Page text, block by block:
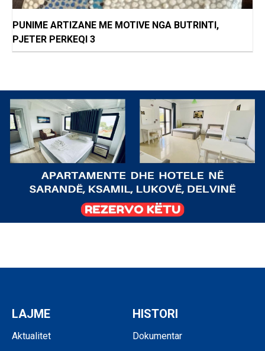
PUNIME ARTIZANE ME MOTIVE NGA BUTRINTI,
PJETER PERKEQI 3
LAJME
Aktualitet
HISTORI
Dokumentar